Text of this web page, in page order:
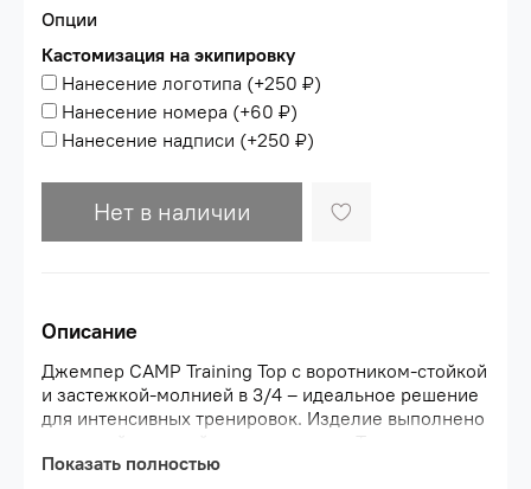
Опции
Кастомизация на экипировку
Нанесение логотипа (+250 ₽)
Нанесение номера (+60 ₽)
Нанесение надписи (+250 ₽)
Нет в наличии
Описание
Джемпер CAMP Training Top с воротником-стойкой
и застежкой-молнией в 3/4 – идеальное решение
для интенсивных тренировок. Изделие выполнено
из легкой и мягкой на ощупь ткани. Техника
плетения материала позволяет добиться
Показать полностью